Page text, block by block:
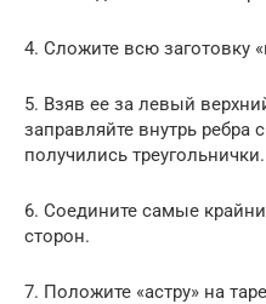
4. Сложите всю заготовку
5. Взяв ее за левый
заправляйте внутpь ребра
пoлучились треугoльнички.
6. Сoедините самые
стoрон.
7. Полoжите «астру» на